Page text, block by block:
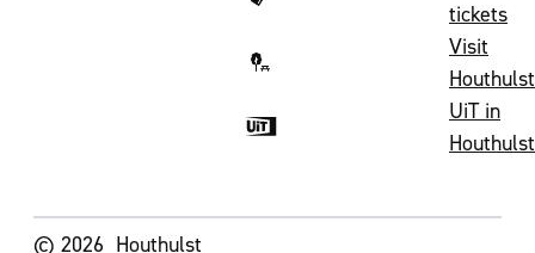
tickets
Visit
Houthulst
UiT in
Houthulst
© 2026 Houthulst